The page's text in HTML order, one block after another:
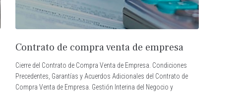
Contrato de compra venta de empresa
Cierre del Contrato de Compra Venta de Empresa. Condiciones
Precedentes, Garantías y Acuerdos Adicionales del Contrato de
Compra Venta de Empresa. Gestión Interina del Negocio y